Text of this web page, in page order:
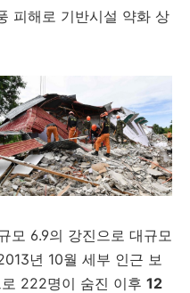
피해로 기반시설 약화 상
모 6.9의 강진으로 대규모
년 10월 세부 인근 보
222명이 숨진 이후 12